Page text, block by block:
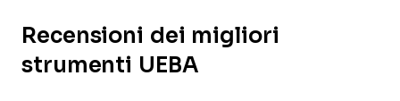
Recensioni dei migliori
strumenti UEBA